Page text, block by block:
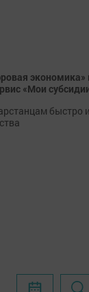
экономика»
«Мои
быстро